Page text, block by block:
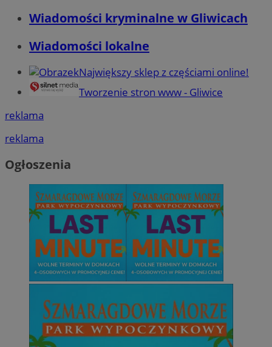
Wiadomości kryminalne w Gliwicach
Wiadomości lokalne
Największy sklep z częściami online!
Tworzenie stron www - Gliwice
reklama
reklama
Ogłoszenia